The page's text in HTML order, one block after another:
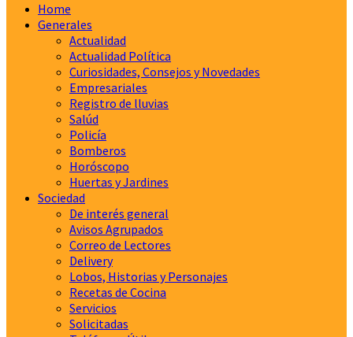
Home
Generales
Actualidad
Actualidad Política
Curiosidades, Consejos y Novedades
Empresariales
Registro de lluvias
Salúd
Policía
Bomberos
Horóscopo
Huertas y Jardines
Sociedad
De interés general
Avisos Agrupados
Correo de Lectores
Delivery
Lobos, Historias y Personajes
Recetas de Cocina
Servicios
Solicitadas